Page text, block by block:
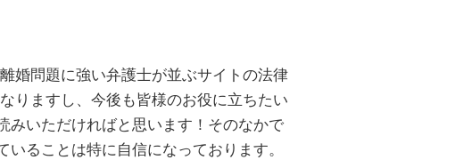
婚問題に強い弁護士が並ぶサイトの法律
りますし、今後も皆様のお役に立ちたい
みいただければと思います！そのなかで
ることは特に自信になっております。